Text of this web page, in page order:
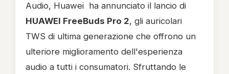
Audio, Huawei ha annunciato il lancio di
HUAWEI FreeBuds Pro 2, gli auricolari
TWS di ultima generazione che offrono un
ulteriore miglioramento dell'esperienza
audio a tutti i consumatori. Sfruttando le